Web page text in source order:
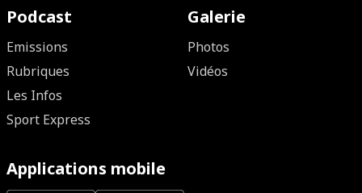
Podcast
Emissions
Rubriques
Les Infos
Sport Express
Galerie
Photos
Vidéos
Applications mobile